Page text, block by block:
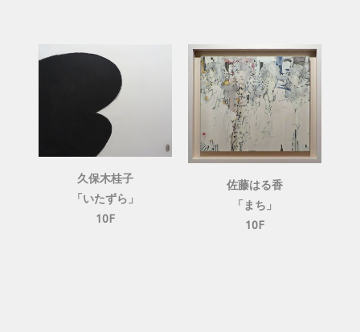
久保木桂子
「いたずら」
10F
佐藤はる香
「まち」
10F